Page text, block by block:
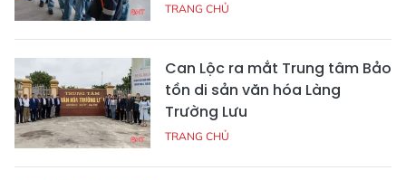
TRANG CHỦ
Can Lộc ra mắt Trung tâm Bảo
tồn di sản văn hóa Làng
Trường Lưu
TRANG CHỦ